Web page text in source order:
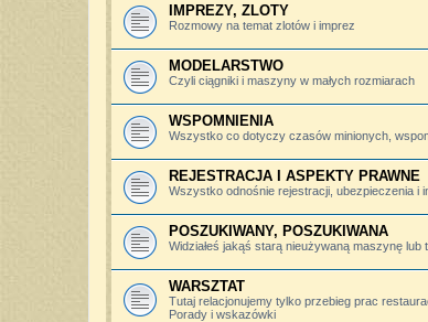
IMPREZY, ZLOTY
Rozmowy na temat zlotów i imprez
MODELARSTWO
Czyli ciągniki i maszyny w małych rozmiarach
WSPOMNIENIA
Wszystko co dotyczy czasów minionych,
REJESTRACJA I ASPEKTY PRAWNE
Wszystko odnośnie rejestracji, ubezpieczenia i
POSZUKIWANY, POSZUKIWANA
Widziałeś jakąś starą nieużywaną maszynę
WARSZTAT
Tutaj relacjonujemy tylko przebieg prac
Porady i wskazówki